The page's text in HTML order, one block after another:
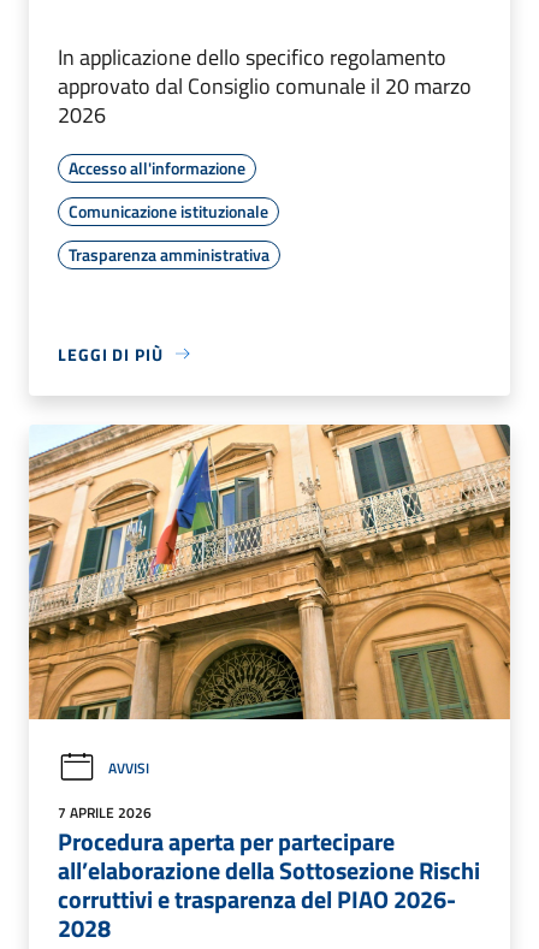
In applicazione dello specifico regolamento
approvato dal Consiglio comunale il 20 marzo
2026
Accesso all'informazione
Comunicazione istituzionale
Trasparenza amministrativa
LEGGI DI PIÙ
AVVISI
7 APRILE 2026
Procedura aperta per partecipare
all’elaborazione della Sottosezione Rischi
corruttivi e trasparenza del PIAO 2026-
2028